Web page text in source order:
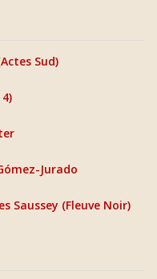
Sud)
Jurado
Saussey (Fleuve Noir)